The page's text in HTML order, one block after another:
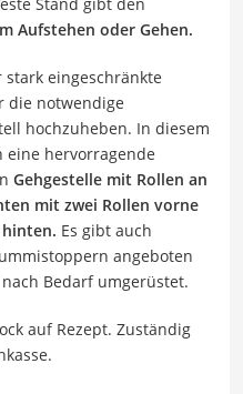
Aufstehen oder Gehen.
eingeschränkte
die notwendige
hochzuheben. In diesem
eine hervorragende
Gehgestelle mit Rollen an
mit zwei Rollen vorne
Es gibt auch
angeboten
Bedarf umgerüstet.
auf Rezept. Zuständig